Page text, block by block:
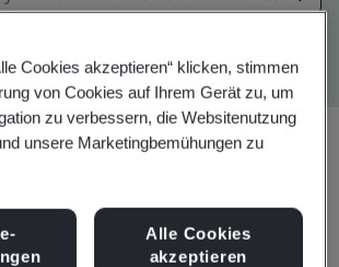
Cookies akzeptieren“ klicken, stimmen
von Cookies auf Ihrem Gerät zu, um
zu verbessern, die Websitenutzung
unsere Marketingbemühungen zu
Alle Cookies
akzeptieren